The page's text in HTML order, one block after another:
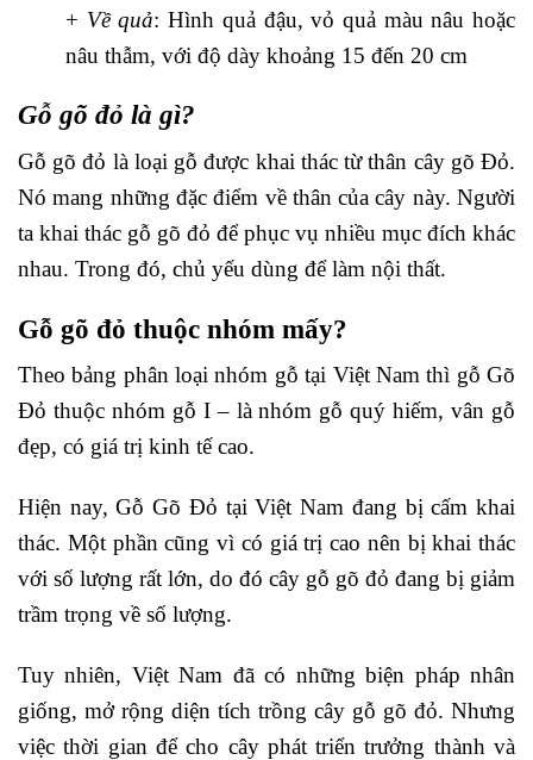
+ Về quả: Hình quả đậu, vỏ quả màu nâu hoặc
nâu thẫm, với độ dày khoảng 15 đến 20 cm
Gỗ gõ đỏ là gì?
Gỗ gõ đỏ là loại gỗ được khai thác từ thân cây gõ Đỏ.
Nó mang những đặc điểm về thân của cây này. Người
ta khai thác gỗ gõ đỏ để phục vụ nhiều mục đích khác
nhau. Trong đó, chủ yếu dùng để làm nội thất.
Gỗ gõ đỏ thuộc nhóm mấy?
Theo bảng phân loại nhóm gỗ tại Việt Nam thì gỗ Gõ
Đỏ thuộc nhóm gỗ I – là nhóm gỗ quý hiếm, vân gỗ
đẹp, có giá trị kinh tế cao.
Hiện nay, Gỗ Gõ Đỏ tại Việt Nam đang bị cấm khai
thác. Một phần cũng vì có giá trị cao nên bị khai thác
với số lượng rất lớn, do đó cây gỗ gõ đỏ đang bị giảm
trầm trọng về số lượng.
Tuy nhiên, Việt Nam đã có những biện pháp nhân
giống, mở rộng diện tích trồng cây gỗ gõ đỏ. Nhưng
việc thời gian để cho cây phát triển trưởng thành và